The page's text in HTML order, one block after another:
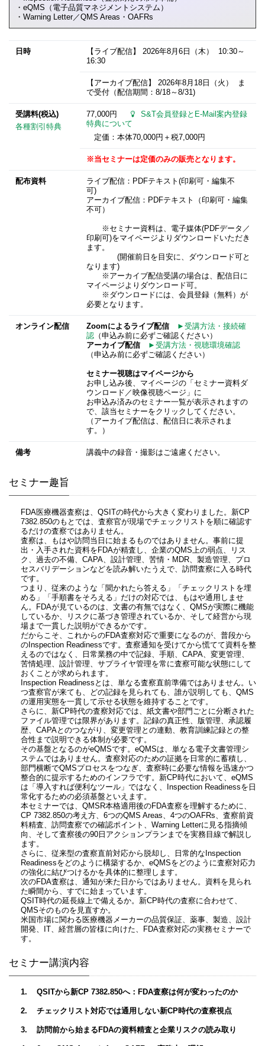
・eQMS（電子品質マネジメントシステム）
・Warning Letter／QMS Areas・OAFRs
日時 【ライブ配信】 2026年8月6日
（木） 10:30～
16:30
【アーカイブ配信】 2026年8月18日
（火） ま
で受付（配信期間：8/18～8/31)
受講料(税込)
各種割引特典
77,000円
S&T会員登録とE-Mail案内登録
特典について
定価：本体70,000円＋税7,000円
※当セミナーは定価のみの販売となります。
配布資料
ライブ配信：PDFテキスト(印刷可・編集不
可)
アーカイブ配信：PDFテキスト（印刷可・編集
不可）
※セミナー資料は、電子媒体(PDFデータ／
印刷可)をマイページよりダウンロードいただき
ます。
(開催前日を目安に、ダウンロード可と
なります)
※アーカイブ配信受講の場合は、配信日に
マイページよりダウンロード可。
※ダウンロードには、会員登録（無料）が
必要となります。
オンライン配信 Zoomによるライブ配信
►受講方法・接続確
認（申込み前に必ずご確認ください）
アーカイブ配信
►受講方法・視聴環境確認
（申込み前に必ずご確認ください）
セミナー視聴はマイページから
お申し込み後、マイページの「セミナー資料ダ
ウンロード／映像視聴ページ」に
お申込み済みのセミナー一覧が表示されますの
で、該当セミナーをクリックしてください。
（アーカイブ配信は、配信日に表示されま
す。）
備考 講義中の録音・撮影はご遠慮ください。
セミナー趣旨
FDA医療機器査察は、QSITの時代から大きく変わりました。新CP
7382.850のもとでは、査察官が現場でチェックリストを順に確認す
るだけの査察ではありません。
査察は、もはや訪問当日に始まるものではありません。事前に提
出・入手された資料をFDAが精査し、企業のQMS上の弱点、リス
ク、過去の不備、CAPA、設計管理、苦情・MDR、製造管理、プロ
セスバリデーションなどを読み解いたうえで、訪問査察に入る時代
です。
つまり、従来のような「聞かれたら答える」「チェックリストを埋
める」「手順書をそろえる」だけの対応では、もはや通用しませ
ん。FDAが見ているのは、文書の有無ではなく、QMSが実際に機能
しているか、リスクに基づき管理されているか、そして経営から現
場まで一貫した説明ができるかです。
だからこそ、これからのFDA査察対応で重要になるのが、普段から
のInspection Readinessです。査察通知を受けてから慌てて資料を整
えるのではなく、日常業務の中で記録、手順、CAPA、変更管理、
苦情処理、設計管理、サプライヤ管理を常に査察可能な状態にして
おくことが求められます。
Inspection Readinessとは、単なる査察直前準備ではありません。い
つ査察官が来ても、どの記録を見られても、誰が説明しても、QMS
の運用実態を一貫して示せる状態を維持することです。
さらに、新CP時代の査察対応では、紙文書や部門ごとに分断された
ファイル管理では限界があります。記録の真正性、版管理、承認履
歴、CAPAとのつながり、変更管理との連動、教育訓練記録との整
合性まで説明できる体制が必要です。
その基盤となるのがeQMSです。eQMSは、単なる電子文書管理シ
ステムではありません。査察対応のための証拠を日常的に蓄積し、
部門横断でQMSプロセスをつなぎ、査察時に必要な情報を迅速かつ
整合的に提示するためのインフラです。新CP時代において、eQMS
は「導入すれば便利なツール」ではなく、Inspection Readinessを日
常化するための必須基盤といえます。
本セミナーでは、QMSR本格適用後のFDA査察を理解するために、
CP 7382.850の考え方、6つのQMS Areas、4つのOAFRs、査察前資
料精査、訪問査察での確認ポイント、Warning Letterに見る指摘傾
向、そして査察後の90日アクションプランまでを実務目線で解説し
ます。
さらに、従来型の査察直前対応から脱却し、日常的なInspection
Readinessをどのように構築するか、eQMSをどのように査察対応力
の強化に結びつけるかを具体的に整理します。
次のFDA査察は、通知が来た日からではありません。資料を見られ
た瞬間から、すでに始まっています。
QSIT時代の延長線上で備えるか。新CP時代の査察に合わせて、
QMSそのものを見直すか。
米国市場に関わる医療機器メーカーの品質保証、薬事、製造、設計
開発、IT、経営層の皆様に向けた、FDA査察対応の実務セミナーで
す。
セミナー講演内容
1. QSITから新CP 7382.850へ：FDA査察は何が変わったのか
2. チェックリスト対応では通用しない新CP時代の査察視点
3. 訪問前から始まるFDAの資料精査と企業リスクの読み取り